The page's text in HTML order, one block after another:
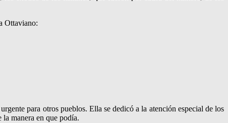
Ottaviano:
para otros pueblos. Ella se dedicó a la atención especial de los
manera en que podía.